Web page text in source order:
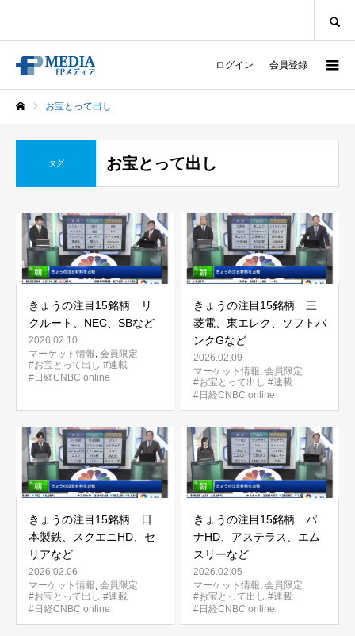
ログイン 会員登録
お宝とって出し
タグ お宝とって出し
きょうの注目15銘柄 リ
クルート、NEC、SBなど
2026.02.10
マーケット情報, 会員限定
#お宝とって出し #連載
#日経CNBC online
きょうの注目15銘柄 三
菱電、東エレク、ソフトバ
ンクGなど
2026.02.09
マーケット情報, 会員限定
#お宝とって出し #連載
#日経CNBC online
きょうの注目15銘柄 日
本製鉄、スクエニHD、セ
リアなど
2026.02.06
マーケット情報, 会員限定
#お宝とって出し #連載
#日経CNBC online
きょうの注目15銘柄 パ
ナHD、アステラス、エム
スリーなど
2026.02.05
マーケット情報, 会員限定
#お宝とって出し #連載
#日経CNBC online